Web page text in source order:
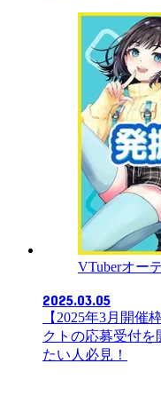
VTuberオー
2025.03.05
【2025年3月開催
クトの応募受付
たい人必見！